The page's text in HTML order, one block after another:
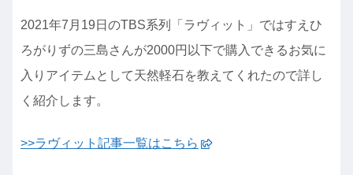
2021年7月19日のTBS系列「ラヴィット」ではすえひ
ろがりずの三島さんが2000円以下で購入できるお気に
入りアイテムとして天然軽石を教えてくれたので詳し
く紹介します。
>>ラヴィット記事一覧はこちら